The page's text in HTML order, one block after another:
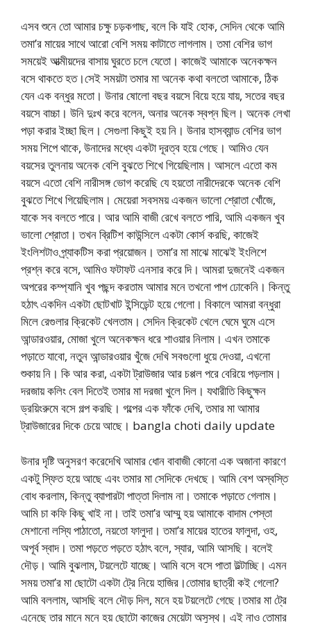
এসব শুনে তো আমার চক্ষু চড়কগাছ, বলে কি যাই হোক, সেদিন থেকে আমি
তমা’র মায়ের সাথে আরো বেশি সময় কাটাতে লাগলাম। তমা বেশির ভাগ
সময়েই আত্মীয়দের বাসায় ঘুরতে চলে যেতো। কাজেই আমাকে অনেকক্ষন
বসে থাকতে হত।সেই সময়টা তমার মা অনেক কথা বলতো আমাকে, ঠিক
যেন এক বন্ধুর মতো। উনার ষোলো বছর বয়সে বিয়ে হয়ে যায়, সতের বছর
বয়সে বাচ্চা। উনি দুঃখ করে বলেন, অনার অনেক স্বপ্ন ছিল। অনেক লেখা
পড়া করার ইচ্ছা ছিল। সেগুলা কিছুই হয় নি। উনার হাসব্যান্ড বেশির ভাগ
সময় শিপে থাকে, উনাদের মধ্যে একটা দূরত্ব হয়ে গেছে। আমিও যেন
বয়সের তুলনায় অনেক বেশি বুঝতে শিখে গিয়েছিলাম। আসলে এতো কম
বয়সে এতো বেশি নারীসঙ্গ ভোগ করেছি যে হয়তো নারীদেরকে অনেক বেশি
বুঝতে শিখে গিয়েছিলাম। মেয়েরা সবসময় একজন ভালো শ্রোতা খোঁজে,
যাকে সব বলতে পারে। আর আমি বাজী রেখে বলতে পারি, আমি একজন খুব
ভালো শ্রোতা। তখন ব্রিটিশ কাউন্সিলে একটা কোর্স করছি, কাজেই
ইংলিশটাও প্র্যাকটিস করা প্রয়োজন। তমা’র মা মাঝে মাঝেই ইংলিশে
প্রশ্ন করে বসে, আমিও ফটাফট এনসার করে দি। আমরা দুজনেই একজন
অপরের কম্প্যানি খুব পছন্দ করতাম আমার মনে তখনো পাপ ঢোকেনি। কিন্তু
হঠাৎ একদিন একটা ছোটখাট ইন্সিডেন্ট হয়ে গেলো। বিকালে আমরা বন্ধুরা
মিলে রেগুলার ক্রিকেট খেলতাম। সেদিন ক্রিকেট খেলে ঘেমে ঘুমে এসে
আন্ডারওয়ার, মোজা খুলে অনেকক্ষন ধরে শাওয়ার নিলাম। এখন তমাকে
পড়াতে যাবো, নতুন আন্ডারওয়ার খুঁজে দেখি সবগুলো ধুয়ে দেওয়া, এখনো
শুকায় নি। কি আর করা, একটা ট্রাউজার আর চপ্পল পরে বেরিয়ে পড়লাম।
দরজায় কলিং বেল দিতেই তমার মা দরজা খুলে দিল। যথারীতি কিছুক্ষন
ড্রয়িংরুমে বসে গল্প করছি। গল্পের এক ফাঁকে দেখি, তমার মা আমার
ট্রাউজারের দিকে চেয়ে আছে। bangla choti daily update
উনার দৃষ্টি অনুসরণ করেদেখি আমার ধোন বাবাজী কোনো এক অজানা কারণে
একটু স্ফিত হয়ে আছে এবং তমার মা সেদিকে দেখছে। আমি বেশ অস্বস্তি
বোধ করলাম, কিন্তু ব্যাপারটা পাত্তা দিলাম না। তমাকে পড়াতে গেলাম।
আমি চা কফি কিছু খাই না। তাই তমা’র আম্মু হয় আমাকে বাদাম পেস্তা
মেশানো লস্যি পাঠাতো, নয়তো ফালুদা। তমা’র মায়ের হাতের ফালুদা, ওহ,
অপূর্ব স্বাদ। তমা পড়তে পড়তে হঠাৎ বলে, স্যার, আমি আসছি। বলেই
দৌড়। আমি বুঝলাম, টয়লেটে যাচ্ছে। আমি বসে বসে পাতা উল্টাচ্ছি। এমন
সময় তমা’র মা ছোটো একটা ট্রে নিয়ে হাজির।তোমার ছাত্রী কই গেলো?
আমি বললাম, আসছি বলে দৌড় দিল, মনে হয় টয়লেটে গেছে।তমার মা ট্রে
এনেছে তার মানে মনে হয় ছোটো কাজের মেয়েটা অসুস্থ। এই নাও তোমার